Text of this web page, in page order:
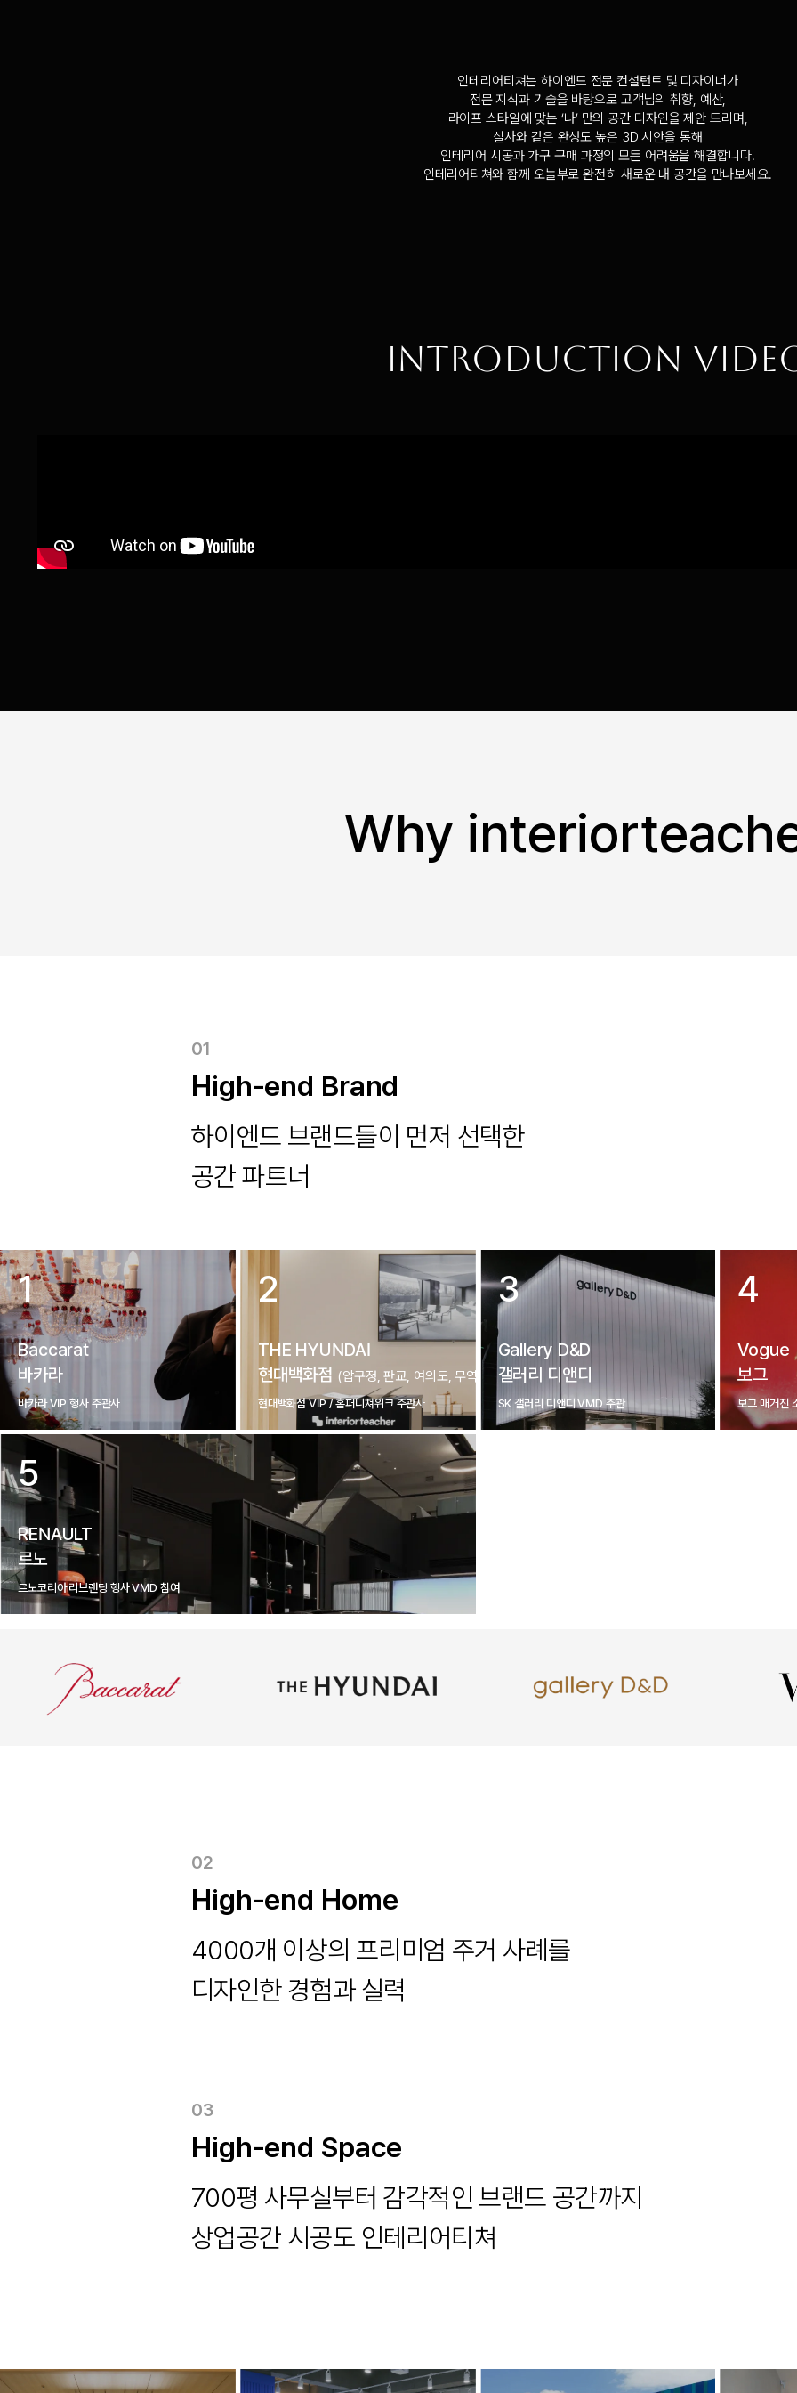
인테리어티쳐는 하이엔드 전문 컨설턴트 및 디자이너가
전문 지식과 기술을 바탕으로 고객님의 취향, 예산,
라이프 스타일에 맞는 ‘나’ 만의 공간 디자인을 제안 드리며,
실사와 같은 완성도 높은 3D 시안을 통해
인테리어 시공과 가구 구매 과정의 모든 어려움을 해결합니다.
인테리어티쳐와 함께 오늘부로 완전히 새로운 내 공간을 만나보세요.
INTRODUCTION
Why
01
High-end Brand
하이엔드 브랜드들이 먼저 선택한
공간 파트너
1
Baccarat
바카라
바카라 VIP 행사 주관사
2
THE HYUNDAI
현대백화점 (압구정, 판교, 여의도, 무역센터)
현대백화점 VIP / 홈퍼니쳐위크 주관사
3
Gallery D&D
갤러리 디앤디
SK 갤러리 디앤디 VMD 주관
4
Vogue
보그
보그 매거진
5
RENAULT
르노
르노코리아 리브랜딩 행사 VMD 참여
02
High-end Home
4000개 이상의 프리미엄 주거 사례를
디자인한 경험과 실력
03
High-end Space
700평 사무실부터 감각적인 브랜드 공간까지
상업공간 시공도 인테리어티쳐